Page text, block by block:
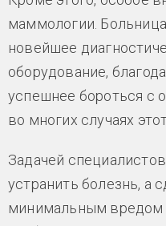
маммологии.
новейшее
оборудование,
успешнее бороться с
во многих случаях
Задачей
устранить болезнь, а
минимальным вредом